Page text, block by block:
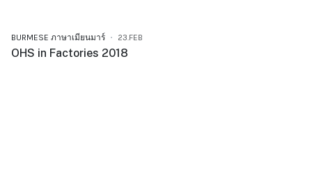
BURMESE ภาษาเมียนมาร์ 23.FEB
OHS in Factories 2018